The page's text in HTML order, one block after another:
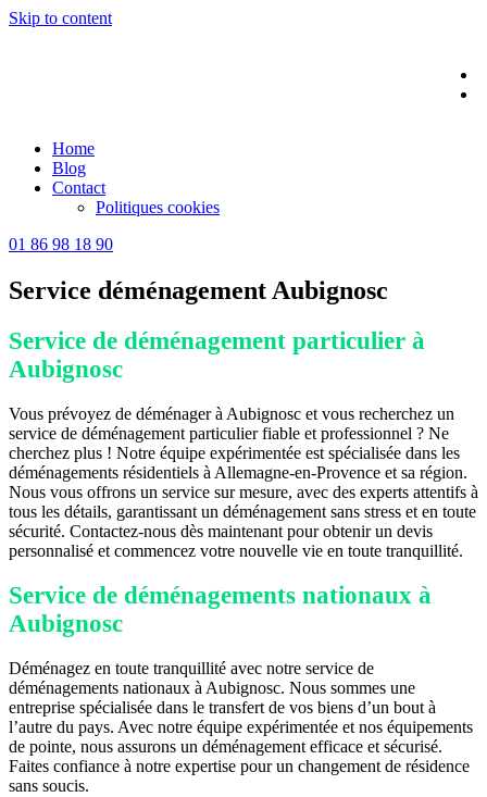
Skip to content
Home
Blog
Contact
Politiques cookies
01 86 98 18 90
Service déménagement Aubignosc
Service de déménagement particulier à
Aubignosc
Vous prévoyez de déménager à Aubignosc et vous recherchez un
service de déménagement particulier fiable et professionnel ? Ne
cherchez plus ! Notre équipe expérimentée est spécialisée dans les
déménagements résidentiels à Allemagne-en-Provence et sa région.
Nous vous offrons un service sur mesure, avec des experts attentifs à
tous les détails, garantissant un déménagement sans stress et en toute
sécurité. Contactez-nous dès maintenant pour obtenir un devis
personnalisé et commencez votre nouvelle vie en toute tranquillité.
Service de déménagements nationaux à
Aubignosc
Déménagez en toute tranquillité avec notre service de
déménagements nationaux à Aubignosc. Nous sommes une
entreprise spécialisée dans le transfert de vos biens d’un bout à
l’autre du pays. Avec notre équipe expérimentée et nos équipements
de pointe, nous assurons un déménagement efficace et sécurisé.
Faites confiance à notre expertise pour un changement de résidence
sans soucis.